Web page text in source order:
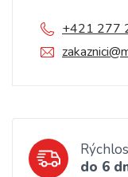
+421 277
do 6